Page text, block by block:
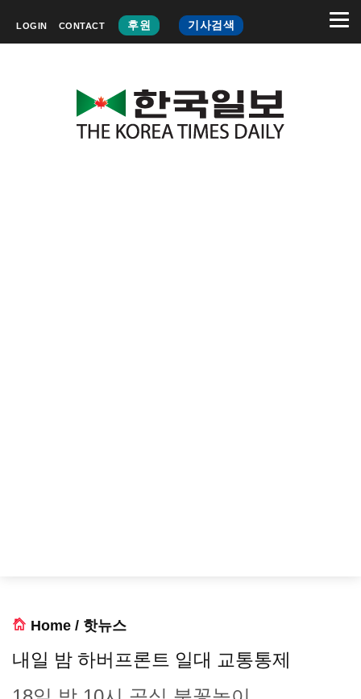
LOGIN CONTACT 후원 기사검색
Home / 핫뉴스
내일 밤 하버프론트 일대 교통통제